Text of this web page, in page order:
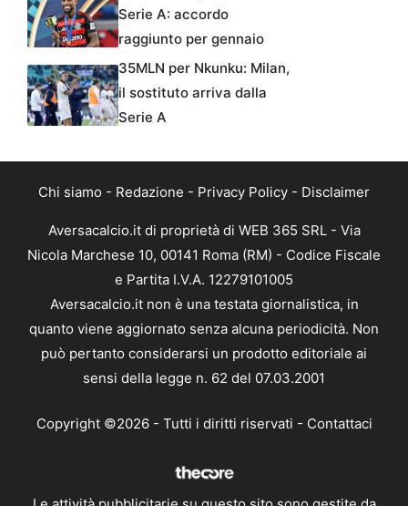
Serie A: accordo
raggiunto per gennaio
35MLN per Nkunku: Milan,
il sostituto arriva dalla
Serie A
Chi siamo - Redazione - Privacy Policy - Disclaimer
Aversacalcio.it di proprietà di WEB 365 SRL - Via
Nicola Marchese 10, 00141 Roma (RM) - Codice Fiscale
e Partita I.V.A. 12279101005
Aversacalcio.it non è una testata giornalistica, in
quanto viene aggiornato senza alcuna periodicità. Non
può pertanto considerarsi un prodotto editoriale ai
sensi della legge n. 62 del 07.03.2001
Copyright ©2026 - Tutti i diritti riservati - Contattaci